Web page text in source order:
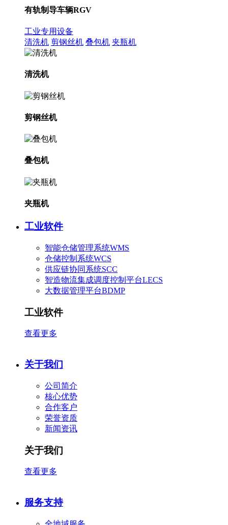
有轨制导车辆RGV
工业专用设备
清洗机 剪钢丝机 叠包机 夹瓶机
清洗机
剪钢丝机
叠包机
夹瓶机
工业软件
智能仓储管理系统WMS
仓储控制系统WCS
供应链协同系统SCC
智造物流集成调度控制平台LECS
大数据管理平台BDMP
工业软件
查看更多
关于我们
公司简介
核心优势
合作客户
​荣誉资质
新闻资讯
关于我们
查看更多
服务支持